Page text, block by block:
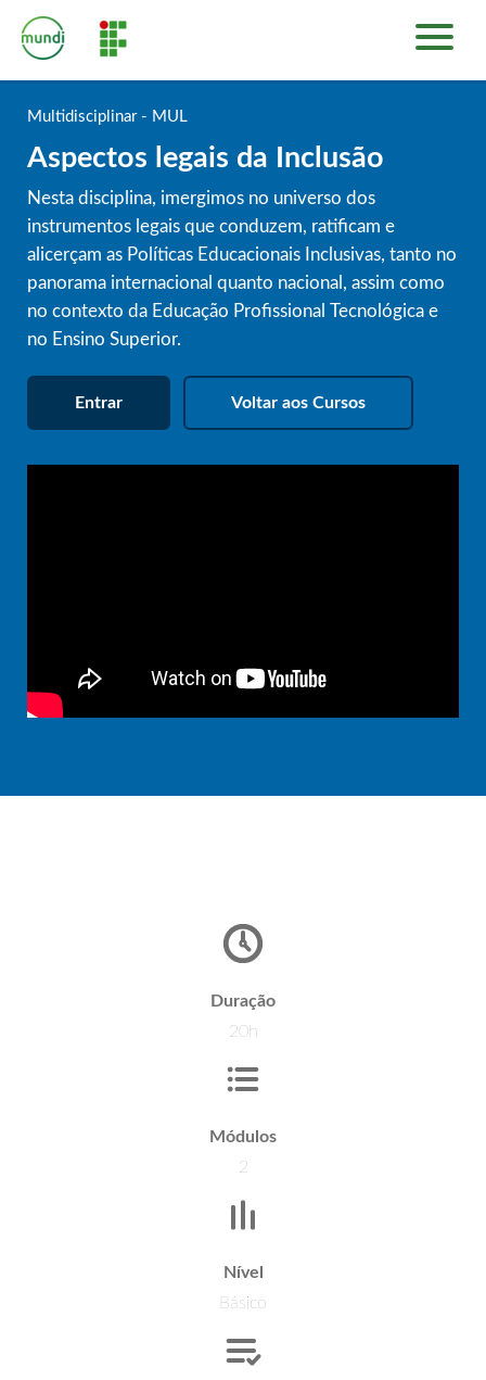
PLATAFORMA DE CURSOS
ENTRAR
Multidisciplinar - MUL
Aspectos legais da Inclusão
Nesta disciplina, imergimos no universo dos
instrumentos legais que conduzem, ratificam e
alicerçam as Políticas Educacionais Inclusivas, tanto no
panorama internacional quanto nacional, assim como
no contexto da Educação Profissional Tecnológica e
no Ensino Superior.
Entrar Voltar aos Cursos
Duração
20h
Módulos
2
Nível
Básico